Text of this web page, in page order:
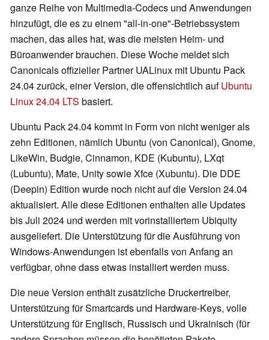
ganze Reihe von Multimedia-Codecs und Anwendungen
hinzufügt, die es zu einem "all-in-one"-Betriebssystem
machen, das alles hat, was die meisten Heim- und
Büroanwender brauchen. Diese Woche meldet sich
Canonicals offizieller Partner UALinux mit Ubuntu Pack
24.04 zurück, einer Version, die offensichtlich aufUbuntu
Linux 24.04 LTS basiert.
Ubuntu Pack 24.04 kommt in Form von nicht weniger als
zehn Editionen, nämlich Ubuntu (von Canonical), Gnome,
LikeWin, Budgie, Cinnamon, KDE (Kubuntu), LXqt
(Lubuntu), Mate, Unity sowie Xfce (Xubuntu). Die DDE
(Deepin) Edition wurde noch nicht auf die Version 24.04
aktualisiert. Alle diese Editionen enthalten alle Updates
bis Juli 2024 und werden mit vorinstalliertem Ubiquity
ausgeliefert. Die Unterstützung für die Ausführung von
Windows-Anwendungen ist ebenfalls von Anfang an
verfügbar, ohne dass etwas installiert werden muss.
Die neue Version enthält zusätzliche Druckertreiber,
Unterstützung für Smartcards und Hardware-Keys, volle
Unterstützung für Englisch, Russisch und Ukrainisch (für